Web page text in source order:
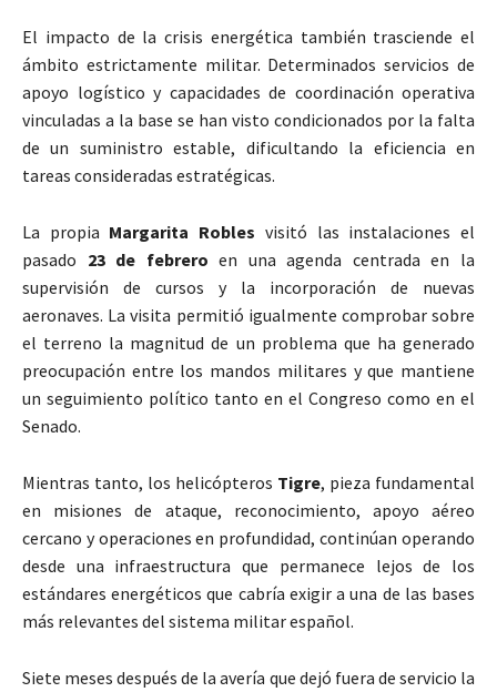
El impacto de la crisis energética también trasciende el
ámbito estrictamente militar. Determinados servicios de
apoyo logístico y capacidades de coordinación operativa
vinculadas a la base se han visto condicionados por la falta
de un suministro estable, dificultando la eficiencia en
tareas consideradas estratégicas.
La propia Margarita Robles visitó las instalaciones el
pasado 23 de febrero en una agenda centrada en la
supervisión de cursos y la incorporación de nuevas
aeronaves. La visita permitió igualmente comprobar sobre
el terreno la magnitud de un problema que ha generado
preocupación entre los mandos militares y que mantiene
un seguimiento político tanto en el Congreso como en el
Senado.
Mientras tanto, los helicópteros Tigre, pieza fundamental
en misiones de ataque, reconocimiento, apoyo aéreo
cercano y operaciones en profundidad, continúan operando
desde una infraestructura que permanece lejos de los
estándares energéticos que cabría exigir a una de las bases
más relevantes del sistema militar español.
Siete meses después de la avería que dejó fuera de servicio la